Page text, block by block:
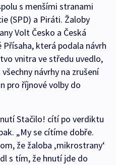
s menšími stranami
(SPD) a Piráti. Žaloby
Volt Česko a Česká
která podala návrh
vnitra ve středu uvedlo,
návrhy na zrušení
pro říjnové volby do
Stačilo! cítí po verdiktu
„My se cítíme dobře.
že žaloba ‚mikrostrany‘
s tím, že hnutí jde do